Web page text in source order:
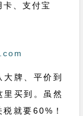
、支付宝
牌、平价到
买到。虽然
税就要60%！